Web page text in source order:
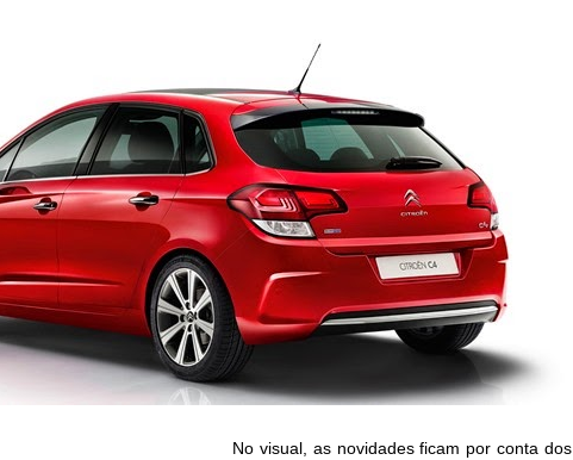
No visual, as novidades ficam por conta dos